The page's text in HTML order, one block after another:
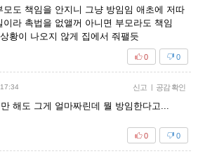
모도 책임을 안지니 그냥 방임임 애초에 저따
라 촉법을 없앨꺼 아니면 부모라도 책임
황이 나오지 않게 집에서 줘팰듯
0
0
신고 | 공감 확인
해도 그게 얼마짜린데 뭘 방임한다고...
0
0